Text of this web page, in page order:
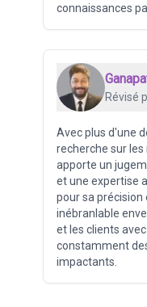
connaissances
Révisé
Avec plus d'une
recherche sur
apporte un
et une expertise
pour sa
inébranlable
et les clients
constamment
impactants.